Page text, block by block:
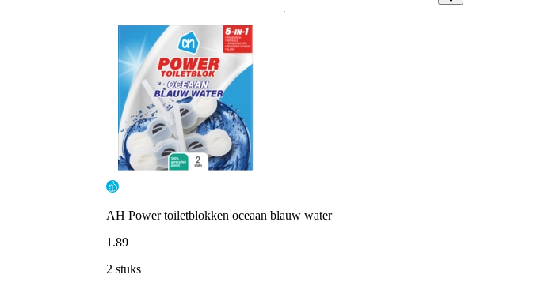
AH Power toiletblokken oceaan blauw water
1 .89
2 stuks